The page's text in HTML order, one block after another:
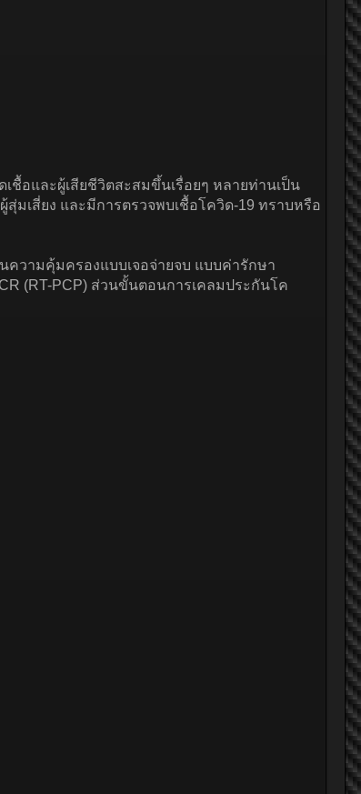
ชื้อและผู้เสียชีวิตสะสมขึ้นเรื่อยๆ หลายท่านเป็น
มเสี่ยง และมีการตรวจพบเชื้อโควิด-19 ทราบหรือ
ความคุ้มครองแบบเจอจ่ายจบ แบบค่ารักษา
(RT-PCP) ส่วนขั้นตอนการเคลมประกันโค